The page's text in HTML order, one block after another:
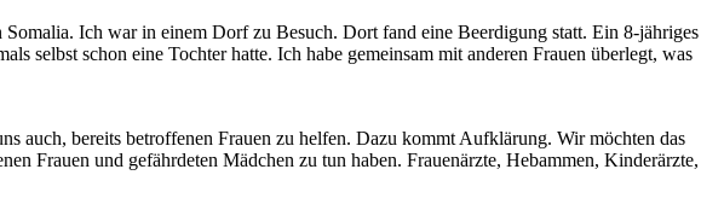
Ich war in einem Dorf zu Besuch. Dort fand eine Beerdigung statt. Ein 8-jähriges
selbst schon eine Tochter hatte. Ich habe gemeinsam mit anderen Frauen überlegt, was
auch, bereits betroffenen Frauen zu helfen. Dazu kommt Aufklärung. Wir möchten das
Frauen und gefährdeten Mädchen zu tun haben. Frauenärzte, Hebammen, Kinderärzte,